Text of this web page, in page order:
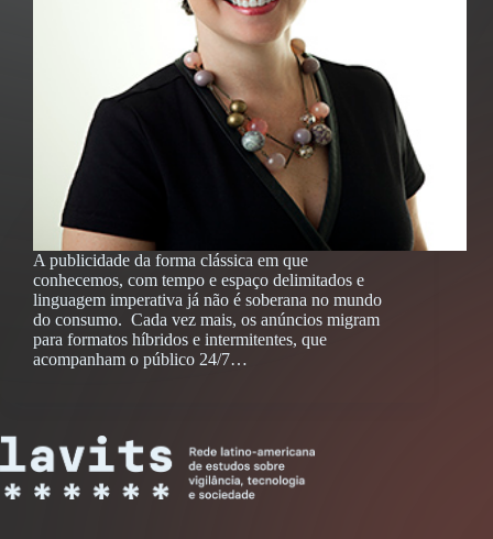
A publicidade da forma clássica em que
conhecemos, com tempo e espaço delimitados e
linguagem imperativa já não é soberana no mundo
do consumo. Cada vez mais, os anúncios migram
para formatos híbridos e intermitentes, que
acompanham o público 24/7…